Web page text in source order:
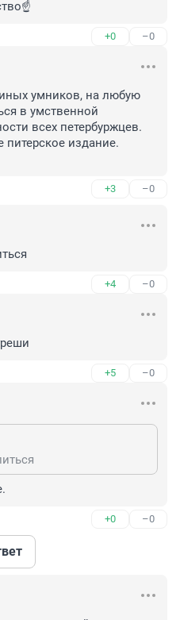
+0 –0
умников, на любую
в умственной
всех петербуржцев.
питерское издание.
+3 –0
+4 –0
+5 –0
+0 –0